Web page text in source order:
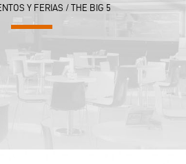
Y FERIAS / THE BIG 5